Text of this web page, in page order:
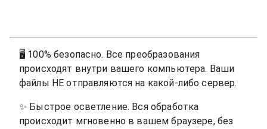
🖥 100% безопасно. Все преобразования
происходят внутри вашего компьютера. Ваши
файлы НЕ отправляются на какой-либо сервер.
✨ Быстрое осветление. Вся обработка
происходит мгновенно в вашем браузере, без